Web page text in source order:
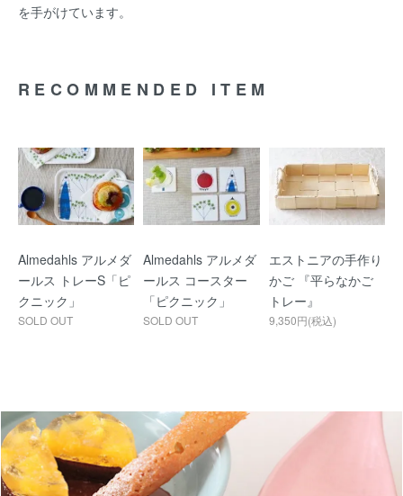
を手がけています。
RECOMMENDED ITEM
Almedahls アルメダ
ールス トレーS「ピ
クニック」
SOLD OUT
Almedahls アルメダ
ールス コースター
「ピクニック」
SOLD OUT
エストニアの手作り
かご 『平らなかご
トレー』
9,350円(税込)